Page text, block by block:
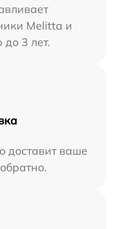
Melitta и
до 3 лет.
доставит ваше